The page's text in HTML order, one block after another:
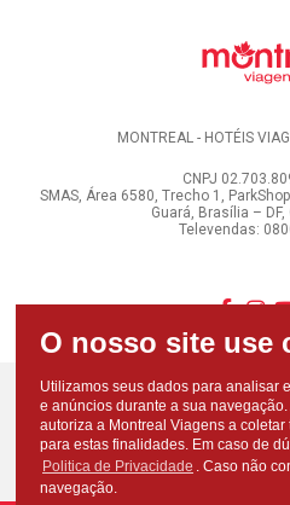
MONTREAL - HOTÉIS
CNPJ
SMAS, Área 6580, Trecho 1,
Guará, Brasília – DF,
Televendas:
Utilizamos seus dados para analisar
e anúncios durante a sua
autoriza a Montreal Viagens a
para estas finalidades. Em caso de
Politica de Privacidade . Caso não
navegação.